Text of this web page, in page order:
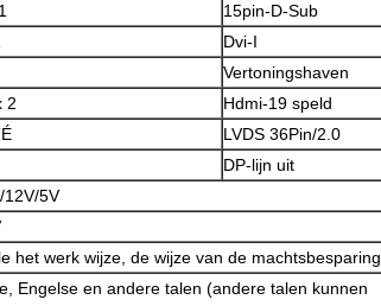
15pin-D-Sub
Dvi-I
Vertoningshaven
2
Hdmi-19 speld
LVDS 36Pin/2.0
DP-lijn uit
12V/5V
het werk wijze, de wijze van de machtsbesparing
Engelse en andere talen (andere talen kunnen